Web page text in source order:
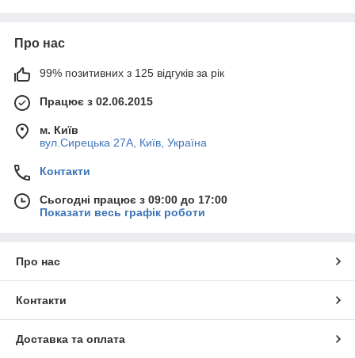
Про нас
99% позитивних з 125 відгуків за рік
Працює з 02.06.2015
м. Київ
вул.Сирецька 27А, Київ, Україна
Контакти
Сьогодні працює з 09:00 до 17:00
Показати весь графік роботи
Про нас
Контакти
Доставка та оплата